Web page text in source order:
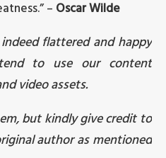
– Oscar Wilde
flattered and happy
to use our content
video assets.
but kindly give credit to
author as mentioned